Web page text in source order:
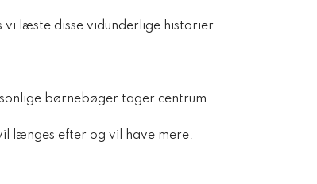
vi læste disse vidunderlige historier.
børnebøger tager centrum.
længes efter og vil have mere.